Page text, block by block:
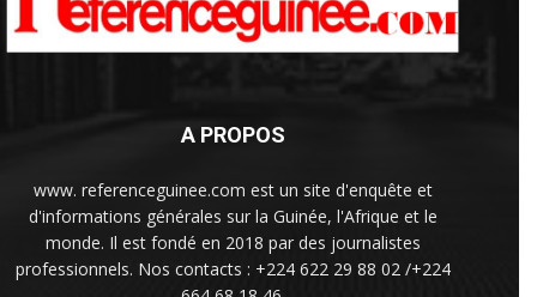
A PROPOS
www. referenceguinee.com est un site d'enquête et
d'informations générales sur la Guinée, l'Afrique et le
monde. Il est fondé en 2018 par des journalistes
professionnels. Nos contacts : +224 622 29 88 02 /+224